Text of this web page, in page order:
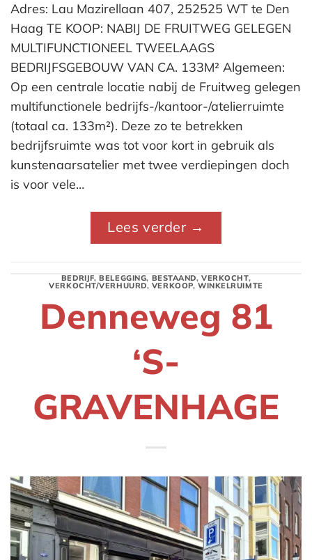
Adres: Lau Mazirellaan 407, 252525 WT te Den
Haag TE KOOP: NABIJ DE FRUITWEG GELEGEN
MULTIFUNCTIONEEL TWEELAAGS
BEDRIJFSGEBOUW VAN CA. 133M² Algemeen:
Op een centrale locatie nabij de Fruitweg gelegen
multifunctionele bedrijfs-/kantoor-/atelierruimte
(totaal ca. 133m²). Deze zo te betrekken
bedrijfsruimte was tot voor kort in gebruik als
kunstenaarsatelier met twee verdiepingen doch
is voor vele…
Lees verder →
BEDRIJF,BELEGGING, BESTAAND,VERKOCHT,
VERKOCHT/VERHUURD, VERKOOP,WINKELRUIMTE
Denneweg 81
‘S-
GRAVENHAGE